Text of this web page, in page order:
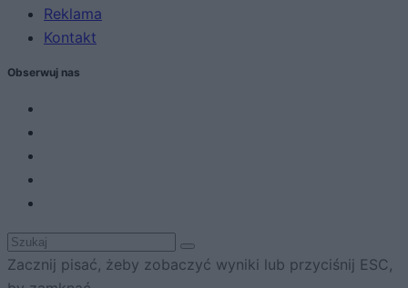
Reklama
Kontakt
Obserwuj nas
Zacznij pisać, żeby zobaczyć wyniki lub przyciśnij ESC,